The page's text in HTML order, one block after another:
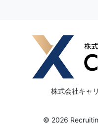
株式会社キャ
© 2026